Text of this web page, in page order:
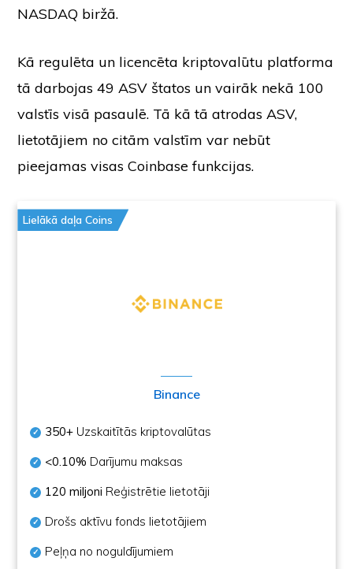
NASDAQ biržā.
Kā regulēta un licencēta kriptovalūtu platforma
tā darbojas 49 ASV štatos un vairāk nekā 100
valstīs visā pasaulē. Tā kā tā atrodas ASV,
lietotājiem no citām valstīm var nebūt
pieejamas visas Coinbase funkcijas.
Lielākā daļa Coins
Binance
350+ Uzskaitītās kriptovalūtas
<0.10% Darījumu maksas
120 miljoni Reģistrētie lietotāji
Drošs aktīvu fonds lietotājiem
Peļņa no noguldījumiem